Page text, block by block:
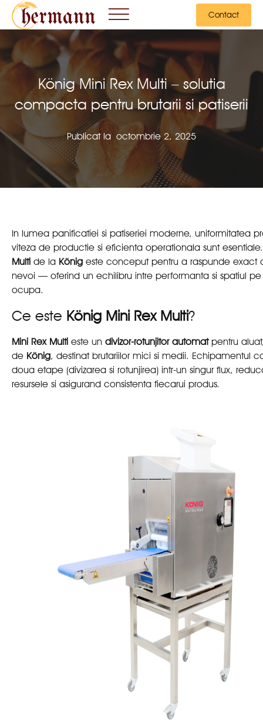
Contact
König Mini Rex Multi – solutia
compacta pentru brutarii si patiserii
Publicat la octombrie 2, 2025
In lumea panificatiei si patiseriei moderne, uniformitatea
viteza de productie si eficienta operationala sunt
Multi de la König este conceput pentru a raspunde exact
nevoi — oferind un echilibru intre performanta si spatiul
ocupa.
Ce este König Mini Rex Multi?
Mini Rex Multi este un divizor-rotunjitor automatpentru
de König, destinat brutariilor mici si medii. Echipamentul
doua etape (divizarea si rotunjirea) intr-un singur flux,
resursele si asigurand consistenta fiecarui produs.